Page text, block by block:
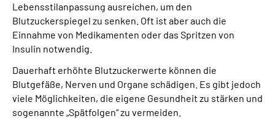
Lebensstilanpassung ausreichen, um den
Blutzuckerspiegel zu senken. Oft ist aber auch die
Einnahme von Medikamenten oder das Spritzen von
Insulin notwendig.
Dauerhaft erhöhte Blutzuckerwerte können die
Blutgefäße, Nerven und Organe schädigen. Es gibt jedoch
viele Möglichkeiten, die eigene Gesundheit zu stärken und
sogenannte „Spätfolgen“ zu vermeiden.